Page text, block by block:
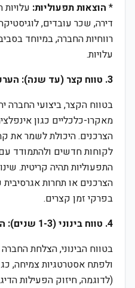
* הוצאות תפעוליות:
דירה, שכר עובדים,
רווחיות החברה, במיוחד
עלויות.
3. טווח קצר (עד שנה): הערכה כללית
בטווח הקצר, ביצועי החברה
מאקרו-כלכליים כגון
הצרכנים. היכולת לשמר את
לקוחות חדשים ולהתמודד
התפעוליות תהיה קריטית.
הצרכנים או תחרות
בפרקי זמן קצרים.
4. טווח בינוני (1-3 שנים): הערכה כללית
בטווח הבינוני, הצלחת
ולפתח אסטרטגיות צמיחה,
(לדוגמה, חיזוק הפעילות